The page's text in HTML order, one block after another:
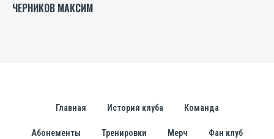
ЧЕРНИКОВ МАКСИМ
Главная История клуба Команда
Абонементы Тренировки Мерч Фан клуб